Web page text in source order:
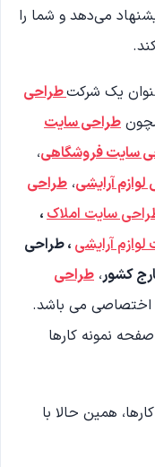
می‌دهد و شما را
یک شرکتطراحی
طراحی سایت
سایت فروشگاهی،
آرایشی، طراحی
سایت املاک،
آرایشی ، طراحی
کشور، طراحی
اختصاصی می باشد.
نمونه کارها
همین حالا با